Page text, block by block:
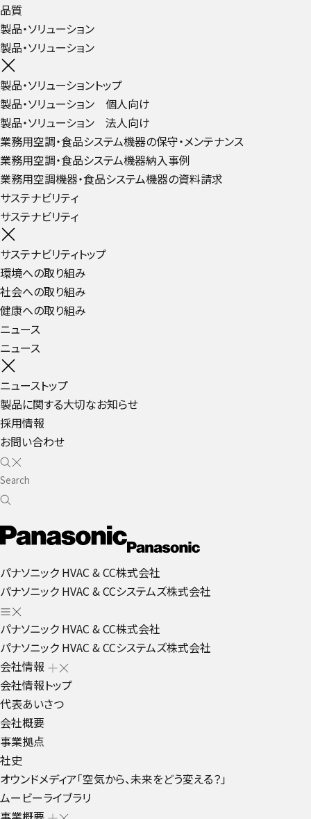
品質
製品・ソリューション
製品・ソリューション
製品・ソリューショントップ
製品・ソリューション 個人向け
製品・ソリューション 法人向け
業務用空調・食品システム機器の保守・メンテナンス
業務用空調・食品システム機器納入事例
業務用空調機器・食品システム機器の資料請求
サステナビリティ
サステナビリティ
サステナビリティトップ
環境への取り組み
社会への取り組み
健康への取り組み
ニュース
ニュース
ニューストップ
製品に関する大切なお知らせ
採用情報
お問い合わせ
パナソニック HVAC & CC株式会社
パナソニック HVAC & CCシステムズ株式会社
パナソニック HVAC & CC株式会社
パナソニック HVAC & CCシステムズ株式会社
会社情報
会社情報トップ
代表あいさつ
会社概要
事業拠点
社史
オウンドメディア「空気から、未来をどう変える？」
ムービーライブラリ